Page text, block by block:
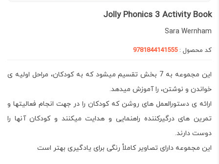
Jolly Phonics 3 Activity Book
Sara Wernham
کد محصول :9781844141555
این مجموعه به 7 بخش تقسیم میشود که به کودکان، مراحل اولیه ی
خواندن و نوشتن، را آموزش میدهد.
ارائه ی دستورالعمل های روشن که کودکان را در جهت انجام فعالیتها و
تمرین های درگیرکننده راهنمایی و هدایت میکنند و کودکان آنها را
دوست دارند.
این مجموعه دارای تصاویر کاملأ رنگی برای یادگیری بهتر است